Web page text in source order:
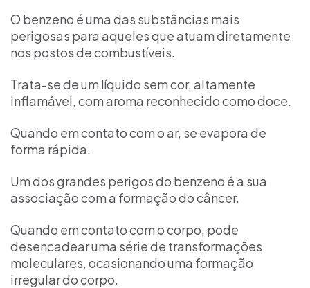
O benzeno é uma das substâncias mais
perigosas para aqueles que atuam diretamente
nos postos de combustíveis.
Trata-se de um líquido sem cor, altamente
inflamável, com aroma reconhecido como doce.
Quando em contato com o ar, se evapora de
forma rápida.
Um dos grandes perigos do benzeno é a sua
associação com a formação do câncer.
Quando em contato com o corpo, pode
desencadear uma série de transformações
moleculares, ocasionando uma formação
irregular do corpo.